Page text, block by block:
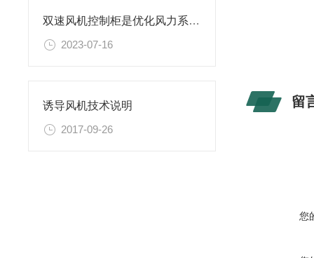
双速风机控制柜是优化风力系统性能的关键
2023-07-16
诱导风机技术说明
2017-09-26
留
您